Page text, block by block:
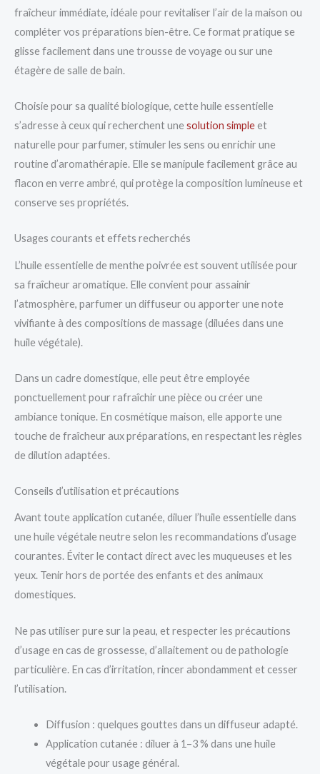
fraîcheur immédiate, idéale pour revitaliser l’air de la maison ou
compléter vos préparations bien-être. Ce format pratique se
glisse facilement dans une trousse de voyage ou sur une
étagère de salle de bain.
Choisie pour sa qualité biologique, cette huile essentielle
s’adresse à ceux qui recherchent unesolution simpleet
naturelle pour parfumer, stimuler les sens ou enrichir une
routine d’aromathérapie. Elle se manipule facilement grâce au
flacon en verre ambré, qui protège la composition lumineuse et
conserve ses propriétés.
Usages courants et effets recherchés
L’huile essentielle de menthe poivrée est souvent utilisée pour
sa fraîcheur aromatique. Elle convient pour assainir
l’atmosphère, parfumer un diffuseur ou apporter une note
vivifiante à des compositions de massage (diluées dans une
huile végétale).
Dans un cadre domestique, elle peut être employée
ponctuellement pour rafraîchir une pièce ou créer une
ambiance tonique. En cosmétique maison, elle apporte une
touche de fraîcheur aux préparations, en respectant les règles
de dilution adaptées.
Conseils d’utilisation et précautions
Avant toute application cutanée, diluer l’huile essentielle dans
une huile végétale neutre selon les recommandations d’usage
courantes. Éviter le contact direct avec les muqueuses et les
yeux. Tenir hors de portée des enfants et des animaux
domestiques.
Ne pas utiliser pure sur la peau, et respecter les précautions
d’usage en cas de grossesse, d’allaitement ou de pathologie
particulière. En cas d’irritation, rincer abondamment et cesser
l’utilisation.
Diffusion : quelques gouttes dans un diffuseur adapté.
Application cutanée : diluer à 1–3 % dans une huile
végétale pour usage général.